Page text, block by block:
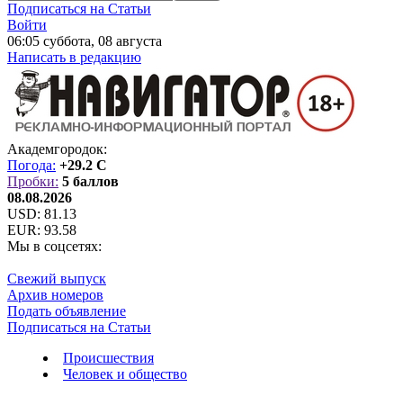
Подписаться на Статьи
Войти
06:05 суббота, 08 августа
Написать в редакцию
Академгородок:
Погода: +29.2 C
Пробки: 5 баллов
08.08.2026
USD: 81.13
EUR: 93.58
Мы в соцсетях:
Свежий выпуск
Архив номеров
Подать объявление
Подписаться на Статьи
Происшествия
Человек и общество